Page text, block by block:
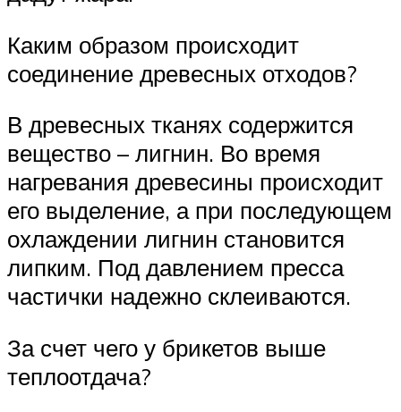
Каким образом происходит
соединение древесных отходов?
В древесных тканях содержится
вещество – лигнин. Во время
нагревания древесины происходит
его выделение, а при последующем
охлаждении лигнин становится
липким. Под давлением пресса
частички надежно склеиваются.
За счет чего у брикетов выше
теплоотдача?